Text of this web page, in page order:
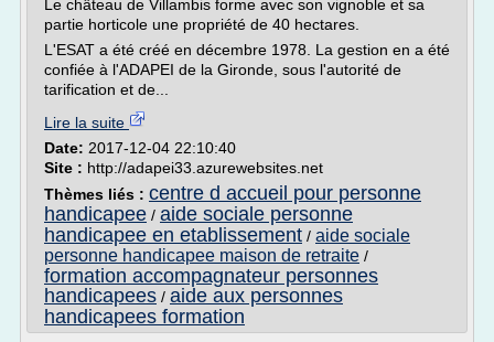
Le château de Villambis forme avec son vignoble et sa
partie horticole une propriété de 40 hectares.
L'ESAT a été créé en décembre 1978. La gestion en a été
confiée à l'ADAPEI de la Gironde, sous l'autorité de
tarification et de...
Lire la suite
Date: 2017-12-04 22:10:40
Site : http://adapei33.azurewebsites.net
Thèmes liés : centre d accueil pour personne
handicapee / aide sociale personne
handicapee en etablissement / aide sociale
personne handicapee maison de retraite /
formation accompagnateur personnes
handicapees / aide aux personnes
handicapees formation